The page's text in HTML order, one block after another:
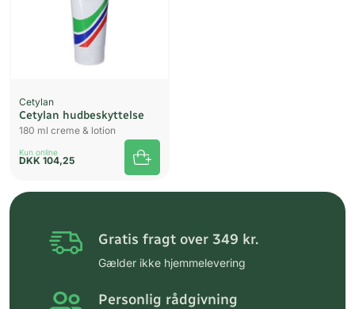
Cetylan
Cetylan hudbeskyttelse
180 ml creme & lotion
Kun online
DKK 104,25
Gratis fragt over 349 kr.
Gælder ikke hjemmelevering
Personlig rådgivning